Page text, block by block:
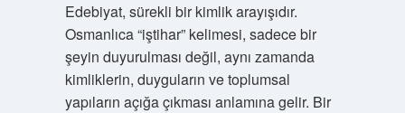
Edebiyat, sürekli bir kimlik arayışıdır.
Osmanlıca “iştihar” kelimesi, sadece bir
şeyin duyurulması değil, aynı zamanda
kimliklerin, duyguların ve toplumsal
yapıların açığa çıkması anlamına gelir. Bir